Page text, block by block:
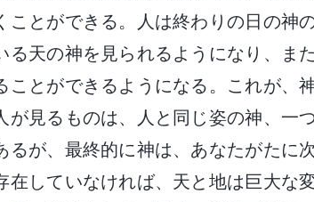
とができる。人は終わりの日の神
る天の神を見られるようになり、ま
ことができるようになる。これが、
見るものは、人と同じ姿の神、一
が、最終的に神は、あなたがたに
在していなければ、天と地は巨大な